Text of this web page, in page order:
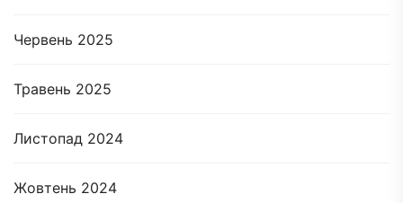
Червень 2025
Травень 2025
Листопад 2024
Жовтень 2024